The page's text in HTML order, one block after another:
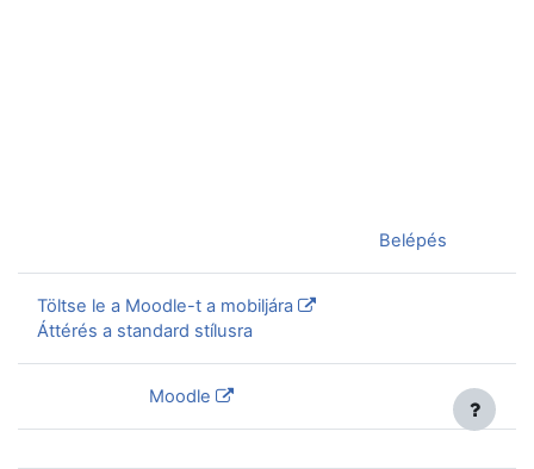
Belépés
Töltse le a Moodle-t a mobiljára
Áttérés a standard stílusra
Moodle